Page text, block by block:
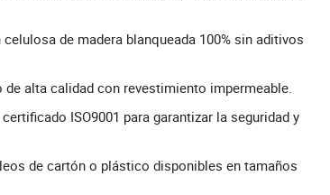
de madera blanqueada 100% sin aditivos
alta calidad con revestimiento impermeable.
ISO9001 para garantizar la seguridad y
de cartón o plástico disponibles en tamaños